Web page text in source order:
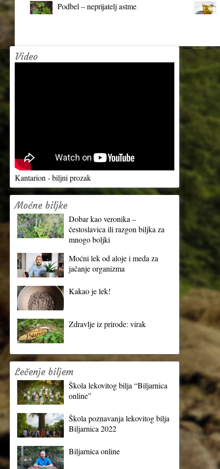
Podbel – neprijatelj astme
Video
Kantarion - biljni prozak
Moćne biljke
Dobar kao veronika –
čestoslavica ili razgon biljka za
mnogo boljki
Moćni lek od aloje i meda za
jačanje organizma
Kakao je lek!
Zdravlje iz prirode: virak
Lečenje biljem
Škola lekovitog bilja “Biljarnica
online”
Škola poznavanja lekovitog bilja
Biljarnica 2022
Biljarnica online